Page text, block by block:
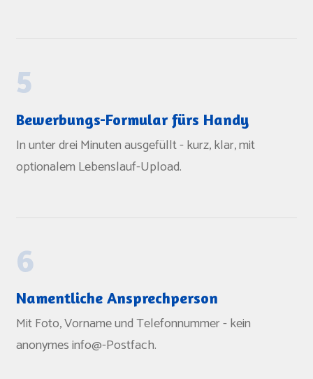
5
Bewerbungs-Formular fürs Handy
In unter drei Minuten ausgefüllt - kurz, klar, mit
optionalem Lebenslauf-Upload.
6
Namentliche Ansprechperson
Mit Foto, Vorname und Telefonnummer - kein
anonymes info@-Postfach.